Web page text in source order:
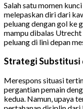
Salah satu momen
melepaskan diri dari
peluang dengan gol ke
mampu dibalas
peluang di lini depan
Strategi Substitusi
Merespons situasi
pergantian pemain
kedua. Namun, upaya